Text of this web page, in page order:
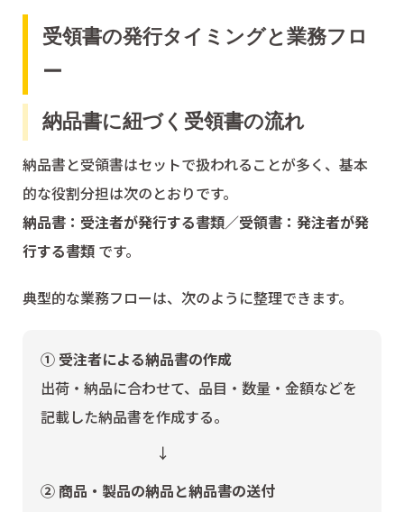
受領書の発行タイミングと業務フロ
ー
納品書に紐づく受領書の流れ
納品書と受領書はセットで扱われることが多く、基本
的な役割分担は次のとおりです。
納品書：受注者が発行する書類／受領書：発注者が発
行する書類です。
典型的な業務フローは、次のように整理できます。
① 受注者による納品書の作成
出荷・納品に合わせて、品目・数量・金額などを
記載した納品書を作成する。
↓
② 商品・製品の納品と納品書の送付